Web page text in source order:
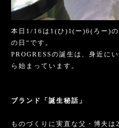
本日1/16は1(ひ)1(ー)6(ろー)の
の日“です。
PROGRESSの誕生は、身近に
ら始まっています。
ブランド「誕生秘話」
ものづくりに実直な父・博夫